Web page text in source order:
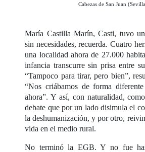
Cabezas de San Juan
María Castilla Marín, Casti, tuvo
sin necesidades, recuerda. Cuatro
una localidad ahora de 27.000
infancia transcurre sin prisa entre
“Tampoco para tirar, pero bien”,
“Nos criábamos de forma
ahora”. Y así, con naturalidad,
debate que por un lado disimula el
la deshumanización, y por otro,
vida en el medio rural.
No terminó la EGB. Y no fue